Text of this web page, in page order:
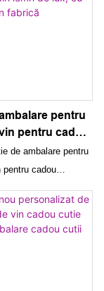
pentru
pentru cadou
lemn de lux,
din fabrică
de ambalare pentru
cadou
lemn de lux din
perfectă
o sticlă de vin
din lemn de